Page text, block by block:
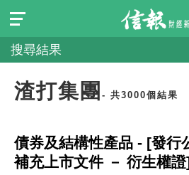
搜尋結果
渣打集團 - 共3000個結果
債券及結構性產品 - [發行
補充上市文件 － 衍生權證